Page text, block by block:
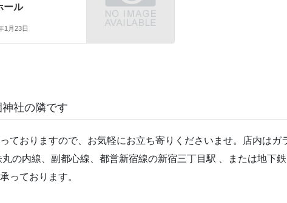
ール
1月23日
社の隣です
ておりますので、お気軽にお立ち寄りくださいませ。店内はガ
の内線、副都心線、都営新宿線の新宿三丁目駅 、または地下鉄
っております。